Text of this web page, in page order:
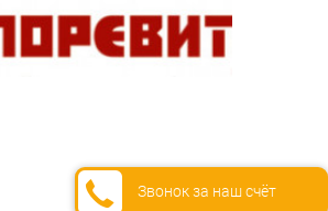
Звонок за наш счёт